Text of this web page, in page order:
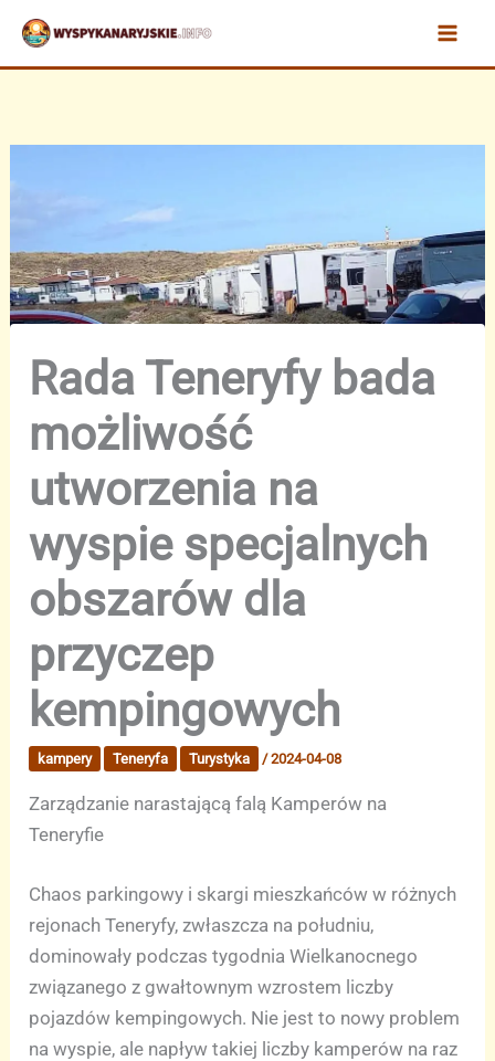
Przejdź
treści
Rada Teneryfy bada
możliwość
utworzenia na
wyspie specjalnych
obszarów dla
przyczep
kempingowych
kampery Teneryfa Turystyka /2024-04-08
Zarządzanie narastającą falą Kamperów na
Teneryfie
Chaos parkingowy i skargi mieszkańców w różnych
rejonach Teneryfy, zwłaszcza na południu,
dominowały podczas tygodnia Wielkanocnego
związanego z gwałtownym wzrostem liczby
pojazdów kempingowych. Nie jest to nowy problem
na wyspie, ale napływ takiej liczby kamperów na raz